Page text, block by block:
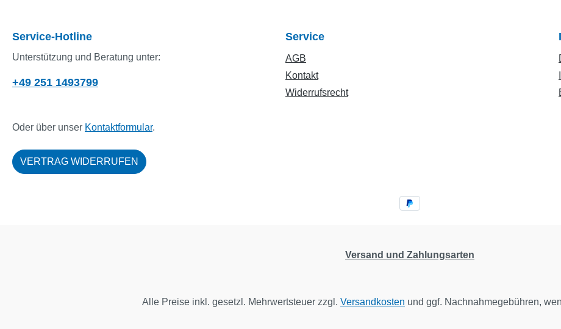
Service-Hotline
Unterstützung und Beratung unter:
+49 251 1493799
Oder über unser Kontaktformular.
VERTRAG WIDERRUFEN
Service
AGB
Kontakt
Widerrufsrecht
Versand und Zahlungsarten
Alle Preise inkl. gesetzl. Mehrwertsteuer zzgl. Versandkosten und ggf. Nachnahmegebühren,